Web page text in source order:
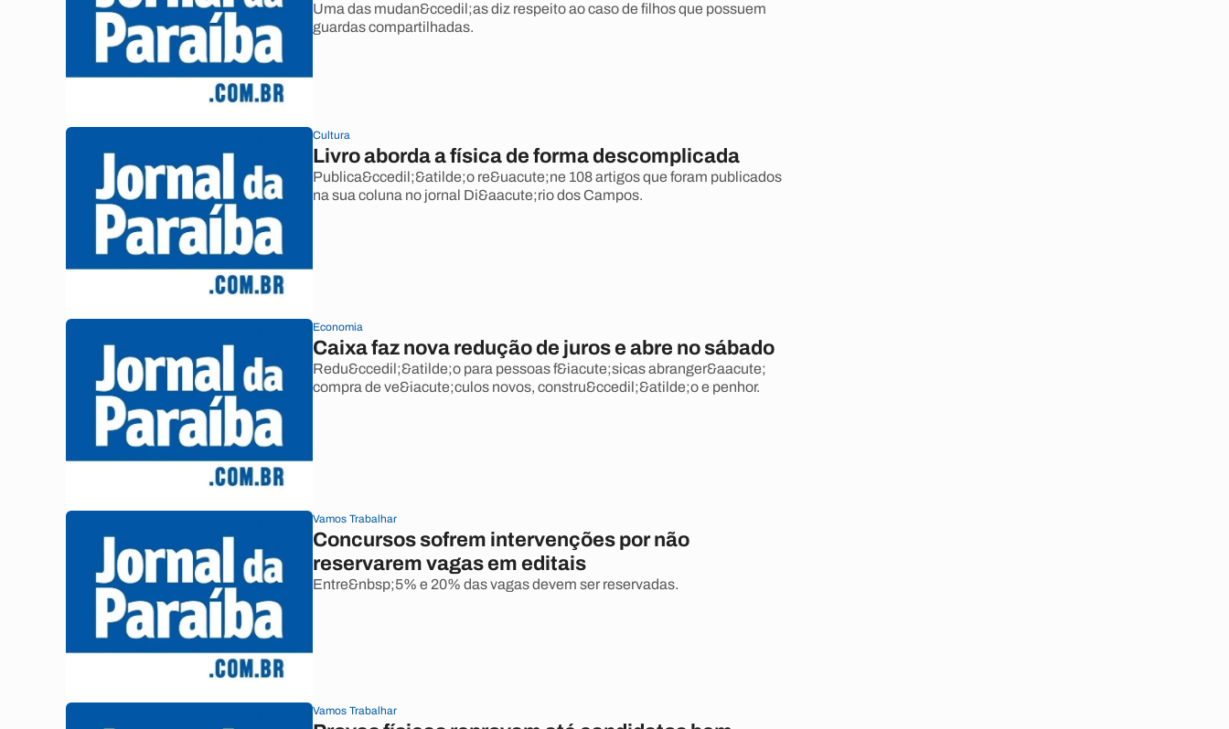
Uma das mudan&ccedil;as diz respeito ao caso de filhos que possuem
guardas compartilhadas.
Cultura
Livro aborda a física de forma descomplicada
Publica&ccedil;&atilde;o re&uacute;ne 108 artigos que foram publicados
na sua coluna no jornal Di&aacute;rio dos Campos.
Economia
Caixa faz nova redução de juros e abre no sábado
Redu&ccedil;&atilde;o para pessoas f&iacute;sicas abranger&aacute;
compra de ve&iacute;culos novos, constru&ccedil;&atilde;o e penhor.
Vamos Trabalhar
Concursos sofrem intervenções por não
reservarem vagas em editais
Entre&nbsp;5% e 20% das vagas devem ser reservadas.
Vamos Trabalhar